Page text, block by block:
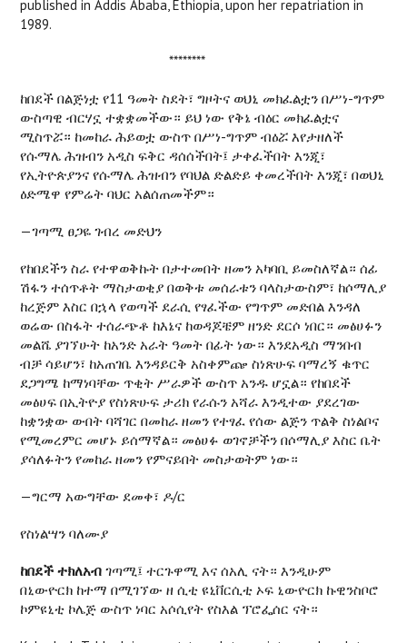
published in Addis Ababa, Ethiopia, upon her repatriation in
1989.
********
ከበደች በልጅነቷ የ11 ዓመት ስደት፣ ግዞትና ወህኒ መክፈልቷን በሥነ-ግጥም
ውስጣዊ ብርሃኗ ተቋቋመችው። ይህ ነው የቅኔ ብዕር መክፈልቷና
ሚስጥሯ። ከመከራ ሕይወቷ ውስጥ በሥነ-ግጥም ብዕሯ እየታዘለች
የሱማሌ ሕዝብን አዲስ ፍቅር ዳሰሰችበት፤ ታቀፈችበት እንጂ፣
የኢትዮጵያንና የሱማሌ ሕዝብን የባህል ድልድይ ቀመረችበት እንጂ፣ በወህኒ
ዕድሜዋ የምሬት ባህር አልሰጠመችም።
—ገጣሚ ፀጋዬ ገብረ መድህን
የከበደችን ስራ የተዋወቅኩት በታተመበት ዘመን አካባቢ ይመስለኛል። ሰፊ
ሽፋን ተሰጥቶት ማስታወቂያ በወቅቱ መሰራቱን ባላስታውስም፣ ከሶማሊያ
ከረጅም እስር በኋላ የወጣች ደራሲ የፃፈችው የግጥም መድበል እንዳለ
ወሬው በስፋት ተሰራጭቶ ከእኔና ከወዳጆቼም ዘንድ ደርሶ ነበር። መፅሀፉን
መልሼ ያገኘሁት ከአንድ አራት ዓመት በፊት ነው። እንደአዲስ ማንበብ
ብቻ ሳይሆን፣ ከአጠገቤ እንዳይርቅ አስቀምጬ ስነጽሁፍ ባማረኝ ቁጥር
ደጋግሜ ከማነባቸው ጥቂት ሥራዎች ውስጥ አንዱ ሆኗል። የከበደች
መፅሀፍ በኢትዮያ የስነጽሁፍ ታሪክ የራሱን አሻራ እንዲተው ያደረገው
ከቋንቋው ውበት ባሻገር በመከራ ዘመን የተፃፈ የሰው ልጅን ጥልቅ ስነልቦና
የሚመረምር መሆኑ ይሰማኛል። መፅሀፉ ወገኖቻችን በሶማሊያ እስር ቤት
ያሳለፉትን የመከራ ዘመን የምናይበት መስታወትም ነው።
—ግርማ አውግቸው ደመቀ፣ ዶ/ር
የስነልሣን ባለሙያ
ከበደች ተክለአብ ገጣሚ፤ ተርጉዋሚ እና ሰአሊ ናት። እንዲሁም
በኒውዮርክ ከተማ በሚገኘው ዘ ሲቲ ዩኒቨርሲቲ ኦፍ ኒውዮርክ ኩዊንስቦሮ
ኮምዩኒቲ ኮሌጅ ውስጥ ነባር አሶሲየት የስእል ፕሮፌሰር ናት።